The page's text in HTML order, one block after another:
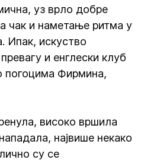
уз врло добре
чак и наметање ритма у
Ипак, искуство
и енглески клуб
погоцима Фирмина,
високо вршила
највише некако
су се